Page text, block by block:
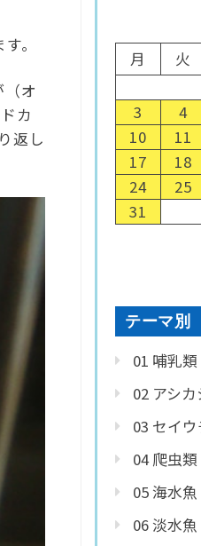
。
オ
カ
返し
月
火
3
4
10
11
17
18
24
25
31
テーマ別
01 哺乳類
02 アシ
03 セイ
04 爬虫
05 海水魚
06 淡水魚